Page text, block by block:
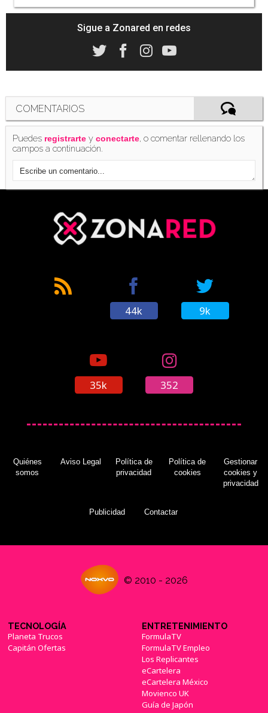
Nuevos 30 minutos de gameplay de 'Final
Fantasy XV' en japonés (29/08/2016)
Las causas del retraso de 'Final Fantasy XV'
han sido los bugs y su estabilidad
Sigue a Zonared en redes
COMENTARIOS
Puedes registrarte yconectarte, o comentar rellenando los
campos a continuación.
44k 9k
35k 352
Quiénes
somos
Aviso Legal
Política de
privacidad
Política de
cookies
Gestionar
cookies y
privacidad
Publicidad Contactar
© 2010 - 2026
TECNOLOGÍA
Planeta Trucos
Capitán Ofertas
ENTRETENIMIENTO
FormulaTV
FormulaTV Empleo
Los Replicantes
eCartelera
eCartelera México
Movienco UK
Guía de Japón